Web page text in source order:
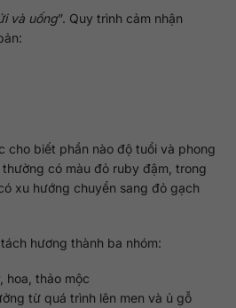
và uống”. Quy trình cảm nhận
cho biết phần nào độ tuổi và phong
có màu đỏ ruby đậm, trong
xu hướng chuyển sang đỏ gạch
hương thành ba nhóm:
hoa, thảo mộc
từ quá trình lên men và ủ gỗ